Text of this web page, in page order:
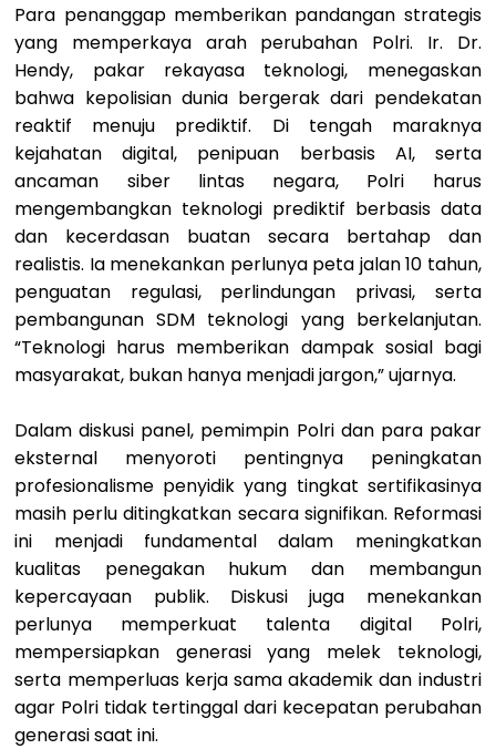
Para penanggap memberikan pandangan strategis
yang memperkaya arah perubahan Polri. Ir. Dr.
Hendy, pakar rekayasa teknologi, menegaskan
bahwa kepolisian dunia bergerak dari pendekatan
reaktif menuju prediktif. Di tengah maraknya
kejahatan digital, penipuan berbasis AI, serta
ancaman siber lintas negara, Polri harus
mengembangkan teknologi prediktif berbasis data
dan kecerdasan buatan secara bertahap dan
realistis. Ia menekankan perlunya peta jalan 10 tahun,
penguatan regulasi, perlindungan privasi, serta
pembangunan SDM teknologi yang berkelanjutan.
“Teknologi harus memberikan dampak sosial bagi
masyarakat, bukan hanya menjadi jargon,” ujarnya.
Dalam diskusi panel, pemimpin Polri dan para pakar
eksternal menyoroti pentingnya peningkatan
profesionalisme penyidik yang tingkat sertifikasinya
masih perlu ditingkatkan secara signifikan. Reformasi
ini menjadi fundamental dalam meningkatkan
kualitas penegakan hukum dan membangun
kepercayaan publik. Diskusi juga menekankan
perlunya memperkuat talenta digital Polri,
mempersiapkan generasi yang melek teknologi,
serta memperluas kerja sama akademik dan industri
agar Polri tidak tertinggal dari kecepatan perubahan
generasi saat ini.